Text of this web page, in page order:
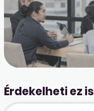
Érdekelheti ez is